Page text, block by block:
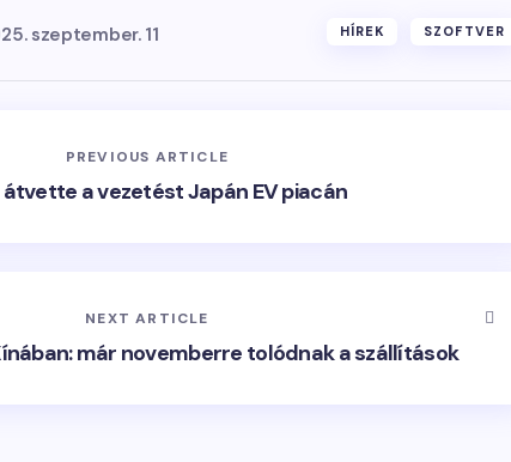
szeptember. 11 HÍREK SZOFTVER
PREVIOUS ARTICLE
átvette a vezetést Japán EV piacán
NEXT ARTICLE
már novemberre tolódnak a szállítások